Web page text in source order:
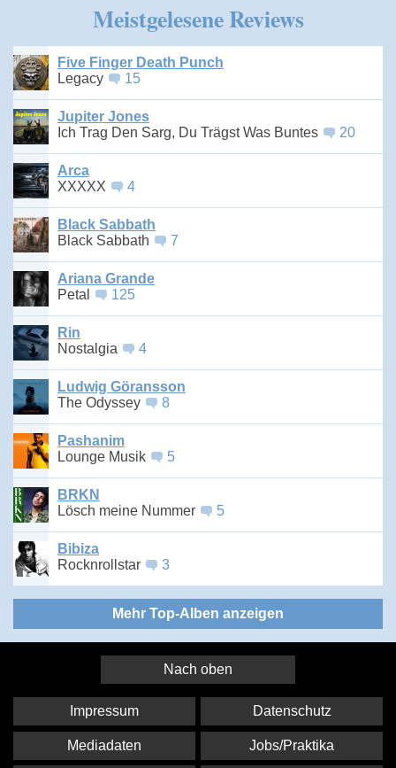
Meistgelesene Reviews
Five Finger Death Punch
Legacy
15
Jupiter Jones
Ich Trag Den Sarg, Du Trägst Was Buntes
20
Arca
XXXXX
4
Black Sabbath
Black Sabbath
7
Ariana Grande
Petal
125
Rin
Nostalgia
4
Ludwig Göransson
The Odyssey
8
Pashanim
Lounge Musik
5
BRKN
Lösch meine Nummer
5
Bibiza
Rocknrollstar
3
Mehr Top-Alben anzeigen
Nach oben
Impressum Datenschutz
Mediadaten Jobs/Praktika